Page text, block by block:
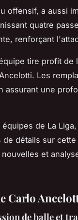
offensif, a aussi
quatre
renforçant
tire profit de
Les
assurant une
de La
de détails sur
et
Carlo
de balleet